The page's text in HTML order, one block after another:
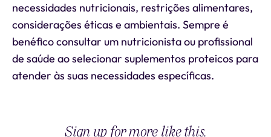
necessidades nutricionais, restrições alimentares,
considerações éticas e ambientais. Sempre é
benéfico consultar um nutricionista ou profissional
de saúde ao selecionar suplementos proteicos para
atender às suas necessidades específicas.
Sign up for more like this.